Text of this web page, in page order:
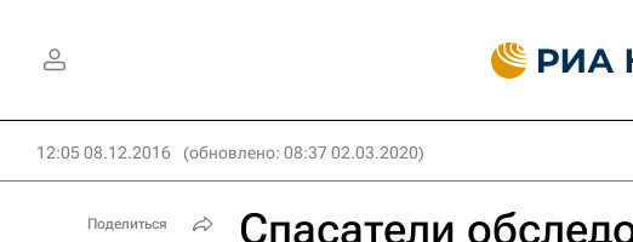
12:05 08.12.2016 (обновлено: 08:37 02.03.2020)
Спасатели
Поделиться